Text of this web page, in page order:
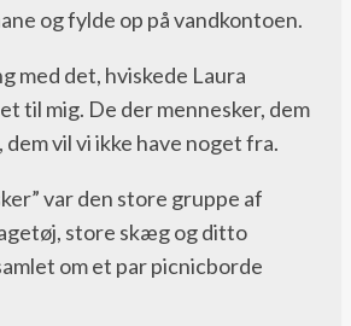
og fylde op på vandkontoen.
med det, hviskede Laura
til mig. De der mennesker, dem
dem vil vi ikke have noget fra.
var den store gruppe af
store skæg og ditto
om et par picnicborde